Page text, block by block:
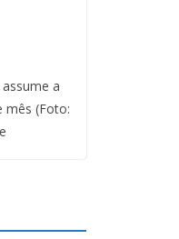
a
mês (Foto: